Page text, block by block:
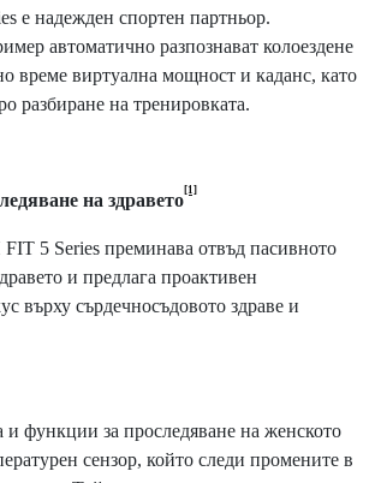
е надежден спортен партньор.
автоматично разпознават колоездене
време виртуална мощност и каданс, като
разбиране на тренировката.
на здравето[1]
5 Series преминава отвъд пасивното
и предлага проактивен
върху сърдечносъдовото здраве и
функции за проследяване на женското
сензор, който следи промените в